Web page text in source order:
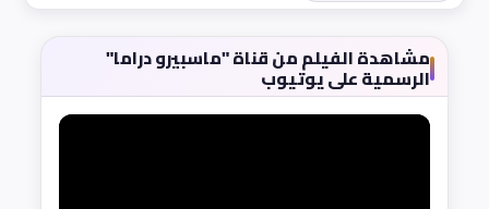
مشاهدة الفيلم من قناة "ماسبيرو دراما"
الرسمية على يوتيوب